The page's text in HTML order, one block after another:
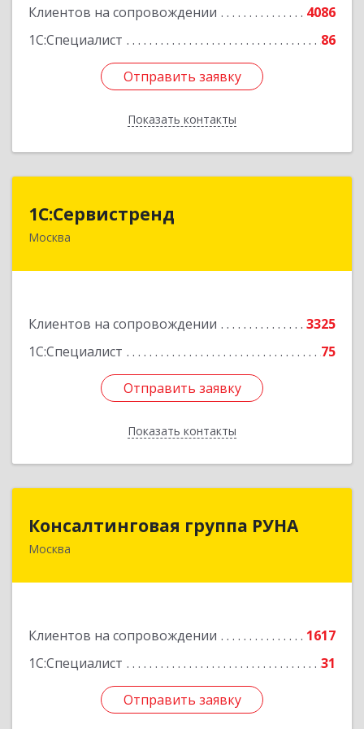
Клиентов на сопровождении
4086
1С:Специалист
86
Отправить заявку
Показать контакты
Отправить заявку
Назад
1С:Сервистренд
Москва
Клиентов на сопровождении
3325
1С:Специалист
75
Отправить заявку
Показать контакты
107023, Москва г, Семёновский пер, дом № 15,
Отправить заявку
Назад
Консалтинговая группа РУНА
Москва
Клиентов на сопровождении
1617
1С:Специалист
31
Отправить заявку
117218, Москва г, Кржижановского ул, дом №
Отправить заявку